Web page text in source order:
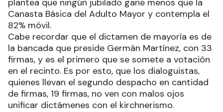
plantea que ningún jubilado gane menos que la
Canasta Básica del Adulto Mayor y contempla el
82% móvil.
Cabe recordar que el dictamen de mayoría es de
la bancada que preside Germán Martínez, con 33
firmas, y es el primero que se somete a votación
en el recinto. Es por esto, que los dialoguistas,
quienes llevan el segundo despacho en cantidad
de firmas, 19 firmas, no ven con malos ojos
unificar dictámenes con el kirchnerismo.